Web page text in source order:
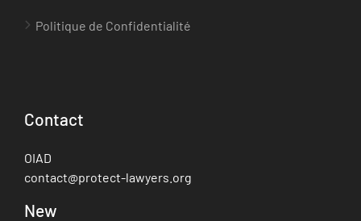
Politique de Confidentialité
Contact
OIAD
contact@protect-lawyers.org
New